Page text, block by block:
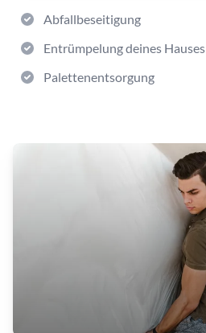
Abfallbeseitigung
Entrümpelung deines Hauses
Palettenentsorgung